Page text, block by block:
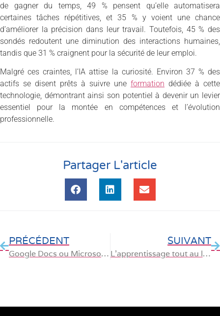
de gagner du temps, 49 % pensent qu’elle automatisera
certaines tâches répétitives, et 35 % y voient une chance
d’améliorer la précision dans leur travail. Toutefois, 45 % des
sondés redoutent une diminution des interactions humaines,
tandis que 31 % craignent pour la sécurité de leur emploi.
Malgré ces craintes, l’IA attise la curiosité. Environ 37 % des
actifs se disent prêts à suivre une formation dédiée à cette
technologie, démontrant ainsi son potentiel à devenir un levier
essentiel pour la montée en compétences et l’évolution
professionnelle.
Partager L'article
PRÉCÉDENT
Google Docs ou Microsoft Word : quelle formation choisir ?
SUIVANT
L’apprentissage tout au long de la vie ou ATLV : la clé pour rester compétitif